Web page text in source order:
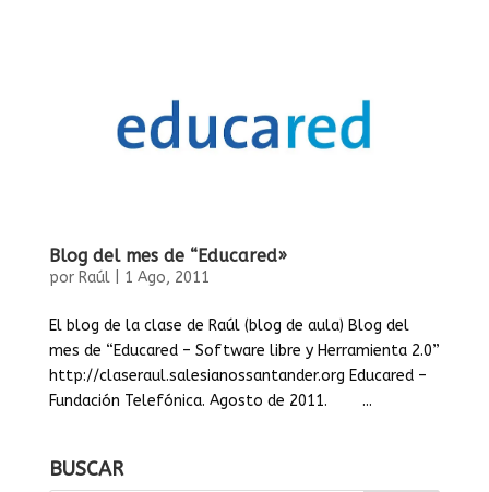
Blog del mes de “Educared»
por Raúl| 1 Ago, 2011
El blog de la clase de Raúl (blog de aula) Blog del
mes de “Educared – Software libre y Herramienta 2.0”
http://claseraul.salesianossantander.org Educared –
Fundación Telefónica. Agosto de 2011. ...
BUSCAR